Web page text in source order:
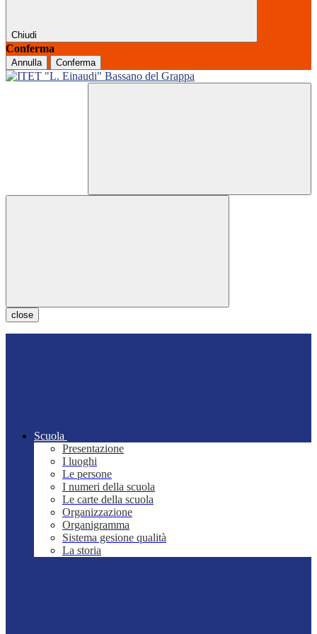
Chiudi
Conferma
Annulla Conferma
close
Scuola
Presentazione
I luoghi
Le persone
I numeri della scuola
Le carte della scuola
Organizzazione
Organigramma
Sistema gesione qualità
La storia